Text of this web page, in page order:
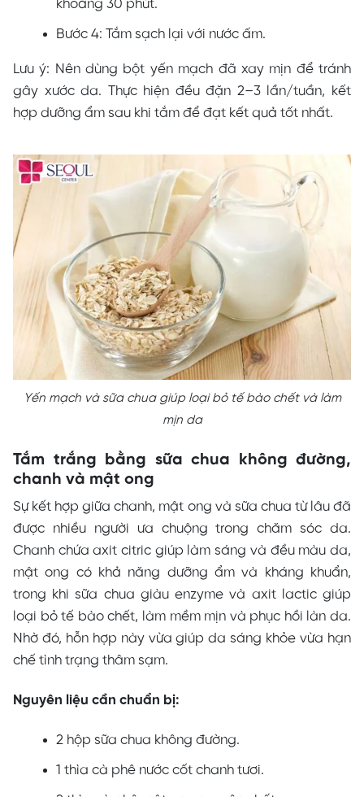
khoảng 30 phút.
Bước 4: Tắm sạch lại với nước ấm.
Lưu ý: Nên dùng bột yến mạch đã xay mịn để tránh
gây xước da. Thực hiện đều đặn 2–3 lần/tuần, kết
hợp dưỡng ẩm sau khi tắm để đạt kết quả tốt nhất.
Yến mạch và sữa chua giúp loại bỏ tế bào chết và làm
mịn da
Tắm trắng bằng sữa chua không đường,
chanh và mật ong
Sự kết hợp giữa chanh, mật ong và sữa chua từ lâu đã
được nhiều người ưa chuộng trong chăm sóc da.
Chanh chứa axit citric giúp làm sáng và đều màu da,
mật ong có khả năng dưỡng ẩm và kháng khuẩn,
trong khi sữa chua giàu enzyme và axit lactic giúp
loại bỏ tế bào chết, làm mềm mịn và phục hồi làn da.
Nhờ đó, hỗn hợp này vừa giúp da sáng khỏe vừa hạn
chế tình trạng thâm sạm.
Nguyên liệu cần chuẩn bị:
2 hộp sữa chua không đường.
1 thìa cà phê nước cốt chanh tươi.